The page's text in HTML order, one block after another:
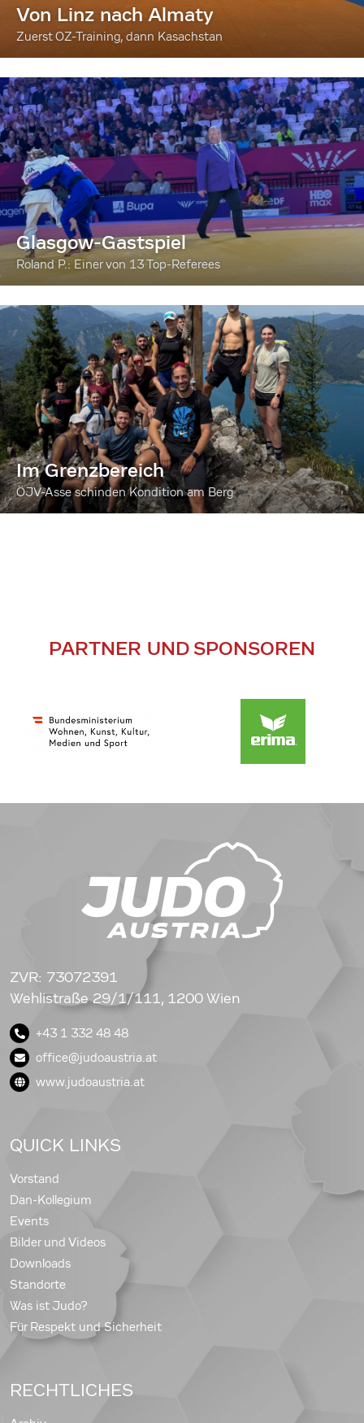
Von Linz nach Almaty
Zuerst OZ-Training, dann Kasachstan
Glasgow-Gastspiel
Roland P.: Einer von 13 Top-Referees
Im Grenzbereich
ÖJV-Asse schinden Kondition am Berg
PARTNER UND SPONSOREN
ZVR: 73072391
Wehlistraße 29/1/111, 1200 Wien
+43 1 332 48 48
office@judoaustria.at
www.judoaustria.at
QUICK LINKS
Vorstand
Dan-Kollegium
Events
Bilder und Videos
Downloads
Standorte
Was ist Judo?
Für Respekt und Sicherheit
RECHTLICHES